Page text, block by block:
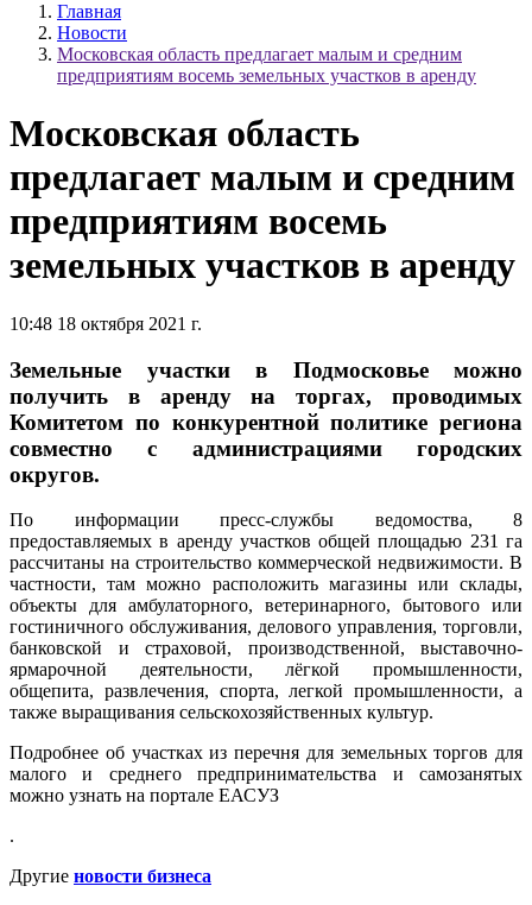
Главная
Новости
Московская область предлагает малым и средним
предприятиям восемь земельных участков в аренду
Московская область
предлагает малым и средним
предприятиям восемь
земельных участков в аренду
10:48 18 октября 2021 г.
Земельные участки в Подмосковье можно
получить в аренду на торгах, проводимых
Комитетом по конкурентной политике региона
совместно с администрациями городских
округов.
По информации пресс-службы ведомоства, 8
предоставляемых в аренду участков общей площадью 231 га
рассчитаны на строительство коммерческой недвижимости. В
частности, там можно расположить магазины или склады,
объекты для амбулаторного, ветеринарного, бытового или
гостиничного обслуживания, делового управления, торговли,
банковской и страховой, производственной, выставочно-
ярмарочной деятельности, лёгкой промышленности,
общепита, развлечения, спорта, легкой промышленности, а
также выращивания сельскохозяйственных культур.
Подробнее об участках из перечня для земельных торгов для
малого и среднего предпринимательства и самозанятых
можно узнать на портале ЕАСУЗ
.
Другие новости бизнеса